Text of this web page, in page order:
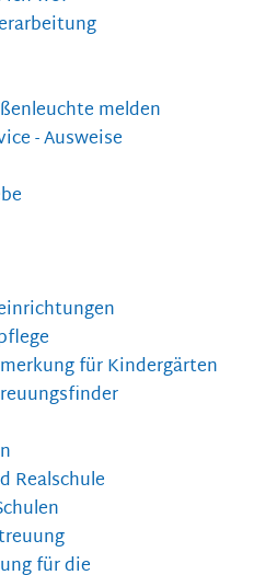
melden
- Ausweise
für Kindergärten
Realschule
für die